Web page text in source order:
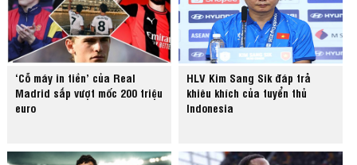
‘Cỗ máy in tiền’ của Real
Madrid sắp vượt mốc 200 triệu
euro
HLV Kim Sang Sik đáp trả
khiêu khích của tuyển thủ
Indonesia